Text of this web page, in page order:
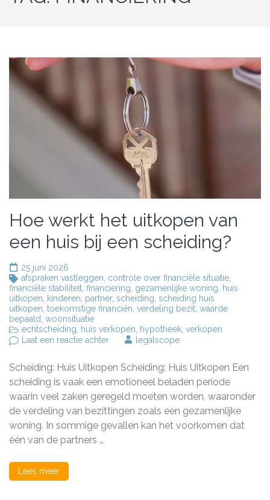
Hoe werkt het uitkopen van
een huis bij een scheiding?
25 juni 2026
afspraken vastleggen controle over financiële situatie
financiële stabiliteit financiering gezamenlijke woning
huis
uitkopen
kinderen partner, scheiding scheiding huis
uitkopen toekomstige financiën verdeling bezit waarde
bepaald woonsituatie
echtscheiding
huis verkopen hypotheek verkopen
Laat een reactie achterop
het
uitkopen
een
huis
bij
een
legalscope
Scheiding: Huis Uitkopen Scheiding: Huis Uitkopen Een
scheiding is vaak een emotioneel beladen periode
waarin veel zaken geregeld moeten worden, waaronder
de verdeling van bezittingen zoals een gezamenlijke
woning. In sommige gevallen kan het voorkomen dat
één van de partners …
Lees meer